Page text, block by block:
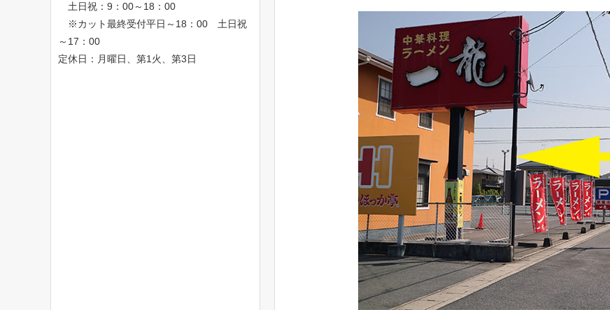
土日祝：9：00～18：00
※カット最終受付平日～18：00 土日祝
～17：00
定休日：月曜日、第1火、第3日